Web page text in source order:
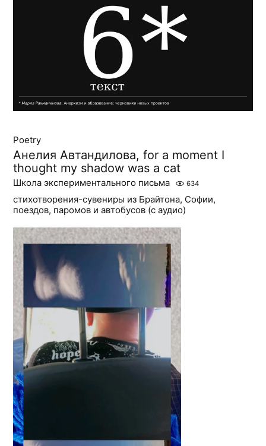
Poetry
Анелия Автандилова, for a moment I
thought my shadow was a cat
Школа экспериментального письма 634
стихотворения-сувениры из Брайтона, Софии,
поездов, паромов и автобусов (с аудио)